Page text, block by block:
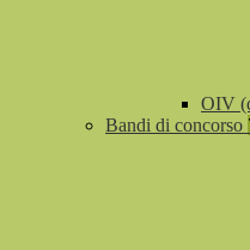
OIV
Bandi di concorso